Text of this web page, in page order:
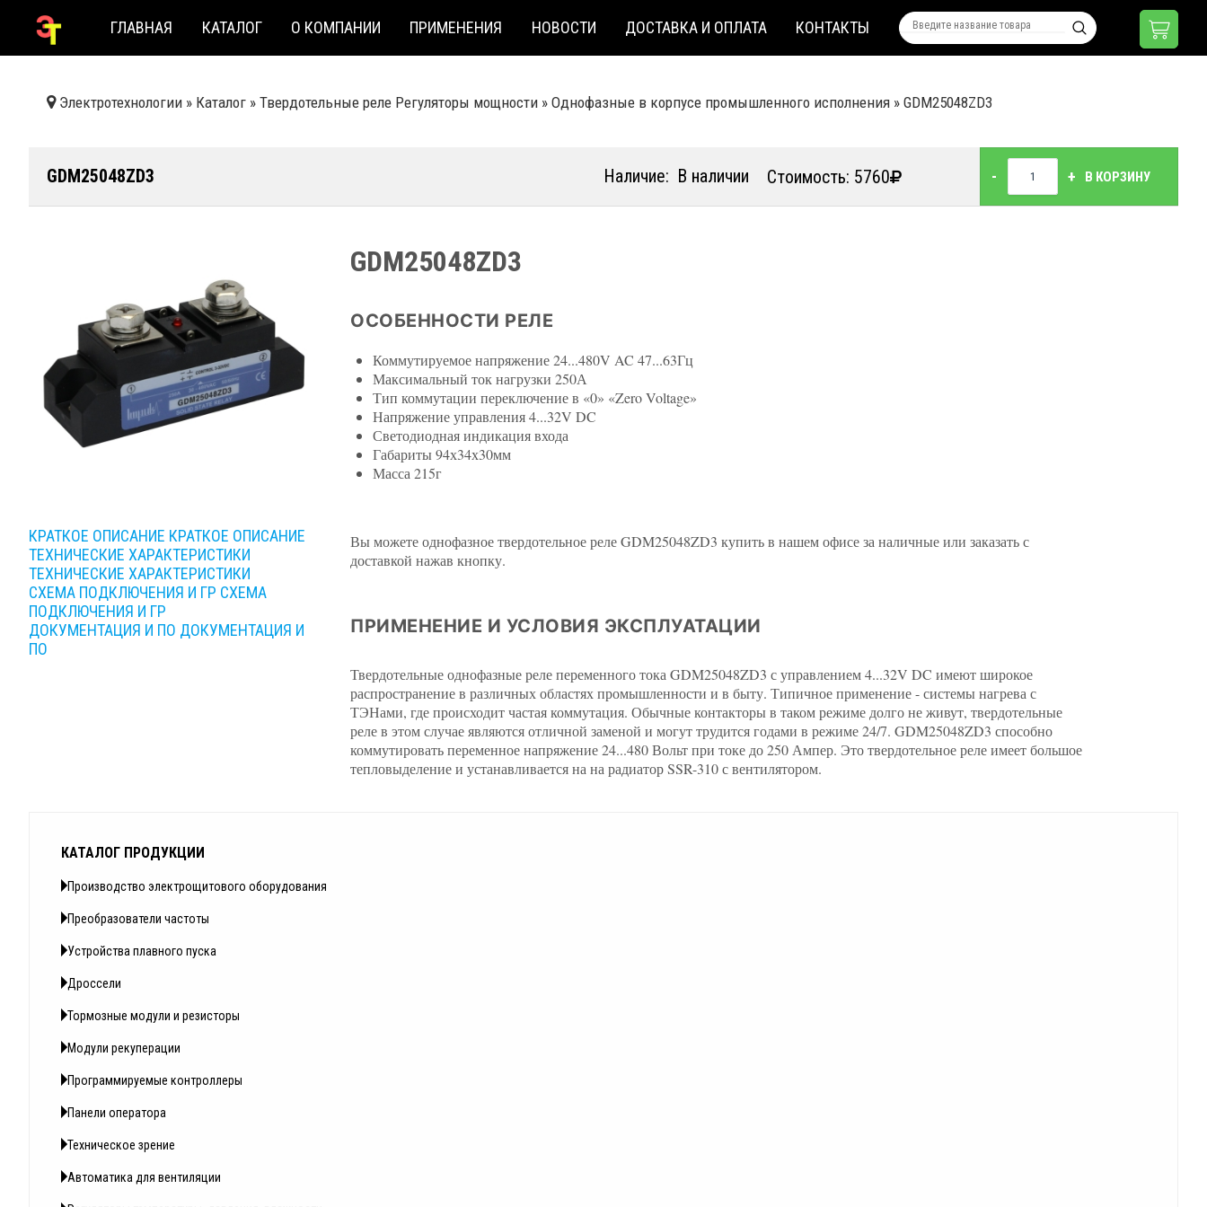
ГЛАВНАЯ КАТАЛОГ О КОМПАНИИ ПРИМЕНЕНИЯ НОВОСТИ ДОСТАВКА И ОПЛАТА КОНТАКТЫ
Электротехнологии » Каталог » Твердотельные реле Регуляторы мощности » Однофазные в корпусе промышленного исполнения » GDM25048ZD3
GDM25048ZD3 Наличие: В наличии Стоимость: 5760 - + В КОРЗИНУ
КРАТКОЕ ОПИСАНИЕ КРАТКОЕ ОПИСАНИЕ
ТЕХНИЧЕСКИЕ ХАРАКТЕРИСТИКИ
ТЕХНИЧЕСКИЕ ХАРАКТЕРИСТИКИ
СХЕМА ПОДКЛЮЧЕНИЯ И ГР СХЕМА
ПОДКЛЮЧЕНИЯ И ГР
ДОКУМЕНТАЦИЯ И ПО ДОКУМЕНТАЦИЯ И
ПО
GDM25048ZD3
ОСОБЕННОСТИ РЕЛЕ
Коммутируемое напряжение 24...480V AC 47...63Гц
Максимальный ток нагрузки 250А
Тип коммутации переключение в «0» «Zero Voltage»
Напряжение управления 4...32V DC
Светодиодная индикация входа
Габариты 94х34х30мм
Масса 215г
Вы можете однофазное твердотельное реле GDM25048ZD3 купить в нашем офисе за наличные или заказать с
доставкой нажав кнопку.
ПРИМЕНЕНИЕ И УСЛОВИЯ ЭКСПЛУАТАЦИИ
Твердотельные однофазные реле переменного тока GDM25048ZD3 с управлением 4...32V DC имеют широкое
распространение в различных областях промышленности и в быту. Типичное применение - системы нагрева с
ТЭНами, где происходит частая коммутация. Обычные контакторы в таком режиме долго не живут, твердотельные
реле в этом случае являются отличной заменой и могут трудится годами в режиме 24/7. GDM25048ZD3 способно
коммутировать переменное напряжение 24...480 Вольт при токе до 250 Ампер. Это твердотельное реле имеет большое
тепловыделение и устанавливается на на радиатор SSR-310 с вентилятором.
КАТАЛОГ ПРОДУКЦИИ
Производство электрощитового оборудования
Преобразователи частоты
Устройства плавного пуска
Дроссели
Тормозные модули и резисторы
Модули рекуперации
Программируемые контроллеры
Панели оператора
Техническое зрение
Автоматика для вентиляции